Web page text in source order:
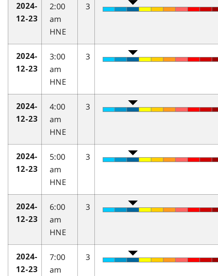
2024-
12-23
2:00
am
HNE
3
2024-
12-23
3:00
am
HNE
3
2024-
12-23
4:00
am
HNE
3
2024-
12-23
5:00
am
HNE
3
2024-
12-23
6:00
am
HNE
3
2024-
12-23
7:00
am
3